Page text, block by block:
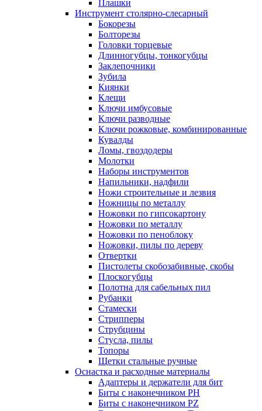
Плашки
Инструмент столярно-слесарный
Бокорезы
Болторезы
Головки торцевые
Длинногубцы, тонкогубцы
Заклепочники
Зубила
Киянки
Клещи
Ключи имбусовые
Ключи разводные
Ключи рожковые, комбинированные
Кувалды
Ломы, гвоздодеры
Молотки
Наборы инструментов
Напильники, надфили
Ножи строительные и лезвия
Ножницы по металлу
Ножовки по гипсокартону
Ножовки по металлу
Ножовки по пеноблоку
Ножовки, пилы по дереву
Отвертки
Пистолеты скобозабивные, скобы
Плоскогубцы
Полотна для сабельных пил
Рубанки
Стамески
Стрипперы
Струбцины
Стусла, пилы
Топоры
Щетки стальные ручные
Оснастка и расходные материалы
Адаптеры и держатели для бит
Биты с наконечником PH
Биты с наконечником PZ